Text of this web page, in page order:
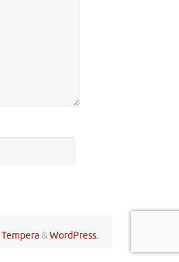
Tempera&WordPress.